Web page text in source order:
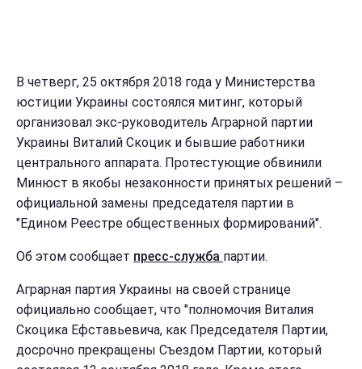
В четверг, 25 октября 2018 года у Министерства
юстиции Украины состоялся митинг, который
организовал экс-руководитель Аграрной партии
Украины Виталий Скоцик и бывшие работники
центрального аппарата. Протестующие обвинили
Минюст в якобы незаконности принятых решений –
официальной замены председателя партии в
"Едином Реестре общественных формирований".
Об этом сообщает пресс-служба партии.
Аграрная партия Украины на своей странице
официально сообщает, что "полномочия Виталия
Скоцика Ефставьевича, как Председателя Партии,
досрочно прекращены Съездом Партии, который